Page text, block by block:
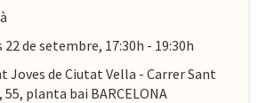
de setembre, 17:30h - 19:30h
Joves de Ciutat Vella - Carrer Sant
55, planta bai BARCELONA